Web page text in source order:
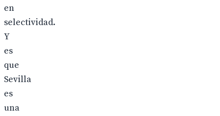
en
selectividad.
Y
es
que
Sevilla
es
una